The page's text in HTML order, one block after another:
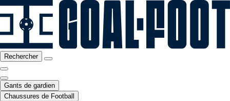
Rechercher
Gants de gardien
Chaussures de Football